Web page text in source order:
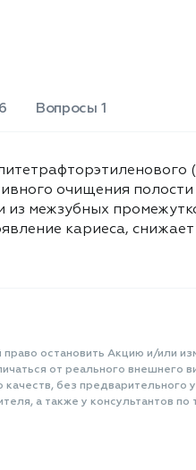
Вопросы 1
очищения полости
из межзубных
кариеса,
остановить Акцию и/или
от реального внешнего
без
а также у консультантов